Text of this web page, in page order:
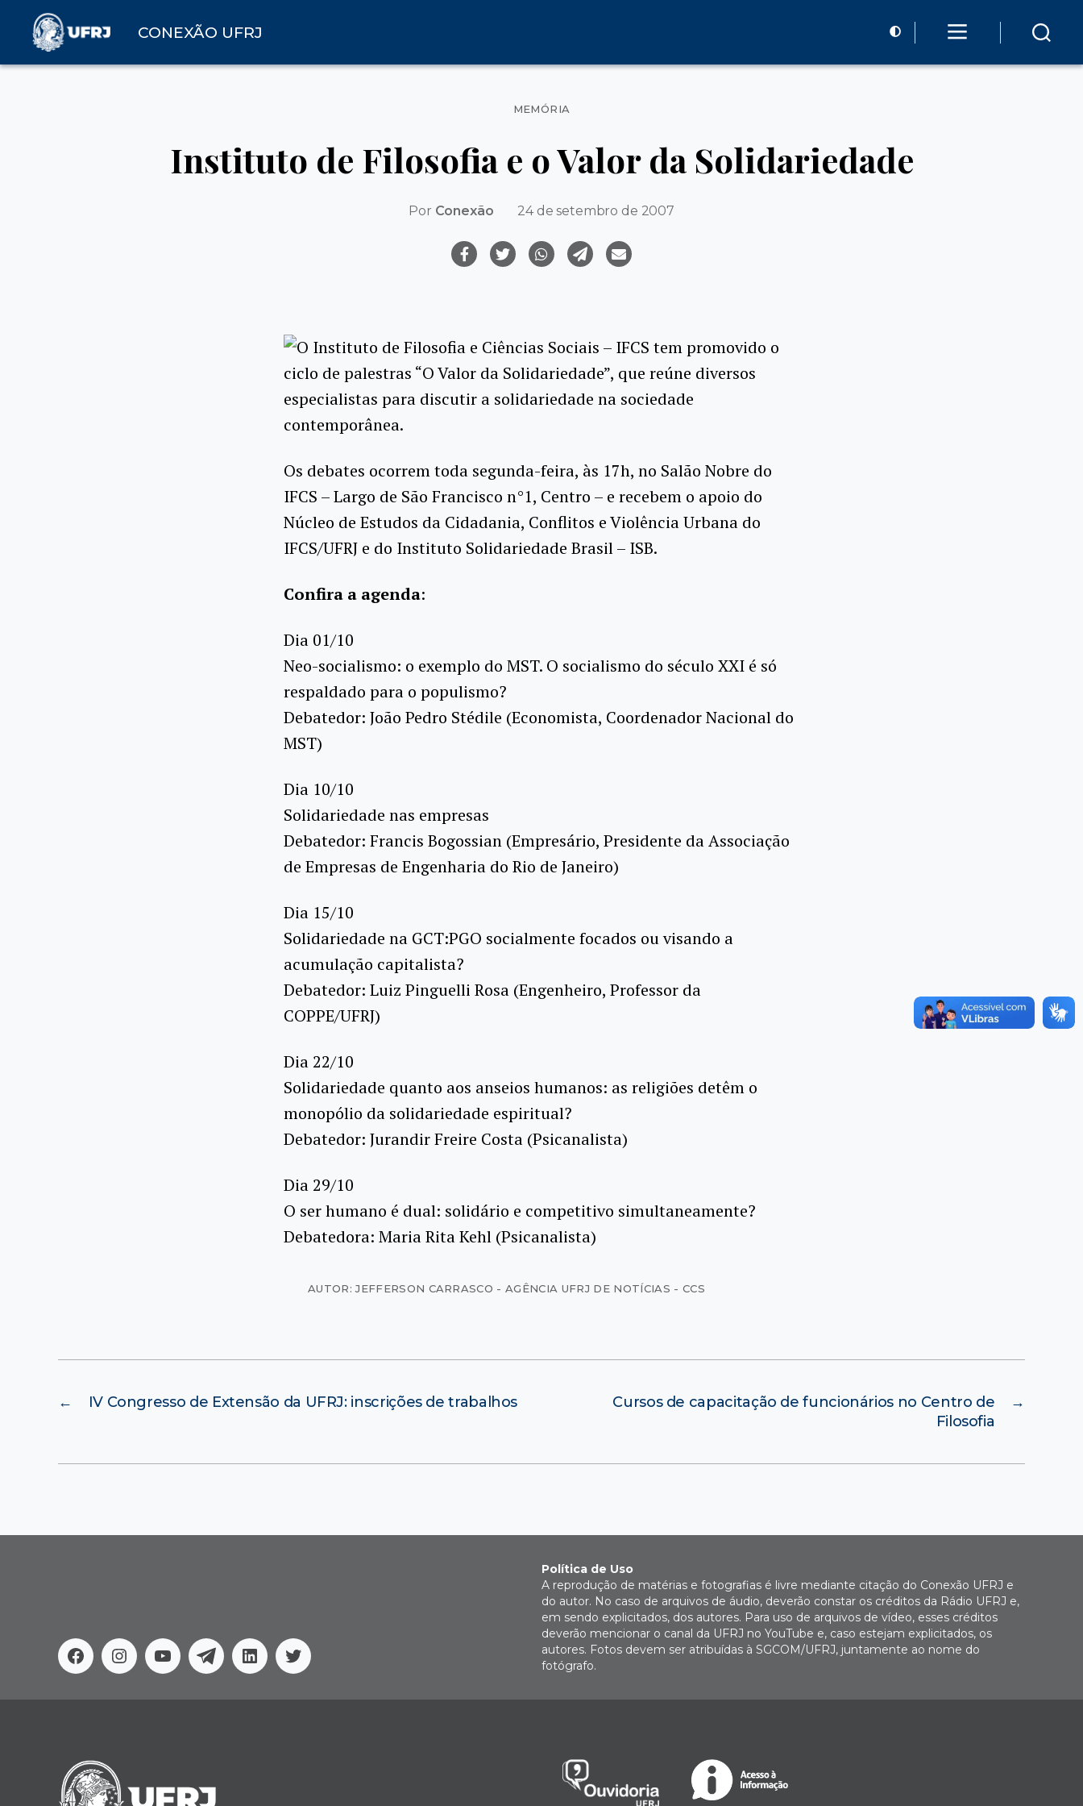
CONEXÃO UFRJ
Categorias
MEMÓRIA
Instituto de Filosofia e o Valor da Solidariedade
Por Conexão 24 de setembro de 2007
O Instituto de Filosofia e Ciências Sociais – IFCS tem promovido o
ciclo de palestras “O Valor da Solidariedade”, que reúne diversos
especialistas para discutir a solidariedade na sociedade
contemporânea.
Os debates ocorrem toda segunda-feira, às 17h, no Salão Nobre do
IFCS – Largo de São Francisco n°1, Centro – e recebem o apoio do
Núcleo de Estudos da Cidadania, Conflitos e Violência Urbana do
IFCS/UFRJ e do Instituto Solidariedade Brasil – ISB.
Confira a agenda:
Dia 01/10
Neo-socialismo: o exemplo do MST. O socialismo do século XXI é só
respaldado para o populismo?
Debatedor: João Pedro Stédile (Economista, Coordenador Nacional do
MST)
Dia 10/10
Solidariedade nas empresas
Debatedor: Francis Bogossian (Empresário, Presidente da Associação
de Empresas de Engenharia do Rio de Janeiro)
Dia 15/10
Solidariedade na GCT:PGO socialmente focados ou visando a
acumulação capitalista?
Debatedor: Luiz Pinguelli Rosa (Engenheiro, Professor da
COPPE/UFRJ)
Dia 22/10
Solidariedade quanto aos anseios humanos: as religiões detêm o
monopólio da solidariedade espiritual?
Debatedor: Jurandir Freire Costa (Psicanalista)
Dia 29/10
O ser humano é dual: solidário e competitivo simultaneamente?
Debatedora: Maria Rita Kehl (Psicanalista)
AUTOR: JEFFERSON CARRASCO - AGÊNCIA UFRJ DE NOTÍCIAS - CCS
← IV Congresso de Extensão da UFRJ: inscrições de trabalhos →
Cursos de capacitação de funcionários no Centro de
Filosofia
FacebookInstagram
YoutubeTelegramLinkedinTwitter
Política de Uso
A reprodução de matérias e fotografias é livre mediante citação do Conexão UFRJ e
do autor. No caso de arquivos de áudio, deverão constar os créditos da Rádio UFRJ e,
em sendo explicitados, dos autores. Para uso de arquivos de vídeo, esses créditos
deverão mencionar o canal da UFRJ no YouTube e, caso estejam explicitados, os
autores. Fotos devem ser atribuídas à SGCOM/UFRJ, juntamente ao nome do
fotógrafo.